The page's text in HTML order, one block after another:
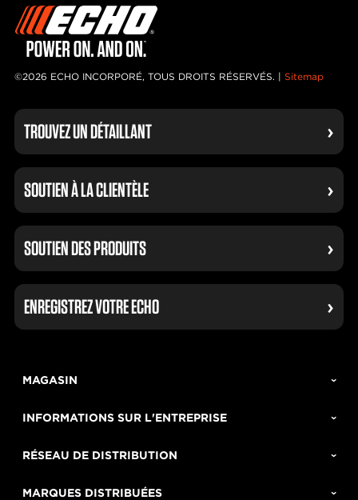
©2026 ECHO INCORPORÉ, TOUS DROITS RÉSERVÉS. | Sitemap
TROUVEZ UN DÉTAILLANT
SOUTIEN À LA CLIENTÈLE
SOUTIEN DES PRODUITS
ENREGISTREZ VOTRE ECHO
MAGASIN
INFORMATIONS SUR L'ENTREPRISE
RÉSEAU DE DISTRIBUTION
MARQUES DISTRIBUÉES